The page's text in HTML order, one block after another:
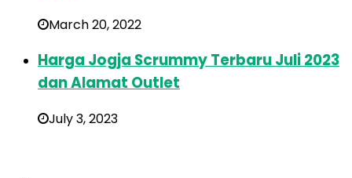
March 20, 2022
Harga Jogja Scrummy Terbaru Juli 2023
dan Alamat Outlet
July 3, 2023